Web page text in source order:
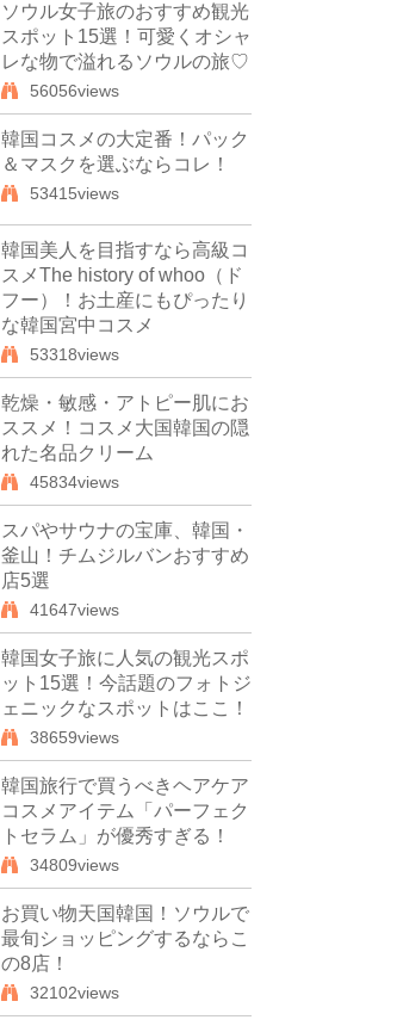
ソウル女子旅のおすすめ観光
スポット15選！可愛くオシャ
レな物で溢れるソウルの旅♡
56056views
韓国コスメの大定番！パック
＆マスクを選ぶならコレ！
53415views
韓国美人を目指すなら高級コ
スメThe history of whoo（ド
フー）！お土産にもぴったり
な韓国宮中コスメ
53318views
乾燥・敏感・アトピー肌にお
ススメ！コスメ大国韓国の隠
れた名品クリーム
45834views
スパやサウナの宝庫、韓国・
釜山！チムジルバンおすすめ
店5選
41647views
韓国女子旅に人気の観光スポ
ット15選！今話題のフォトジ
ェニックなスポットはここ！
38659views
韓国旅行で買うべきヘアケア
コスメアイテム「パーフェク
トセラム」が優秀すぎる！
34809views
お買い物天国韓国！ソウルで
最旬ショッピングするならこ
の8店！
32102views